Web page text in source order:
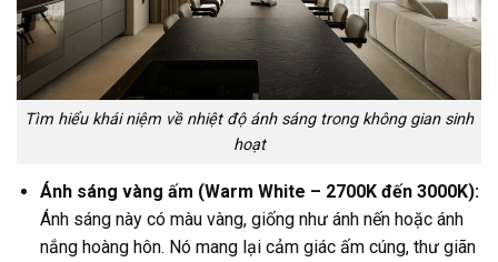
Tìm hiểu khái niệm về nhiệt độ ánh sáng trong không gian sinh
hoạt
Ánh sáng vàng ấm (Warm White – 2700K đến 3000K):
Ánh sáng này có màu vàng, giống như ánh nến hoặc ánh
nắng hoàng hôn. Nó mang lại cảm giác ấm cúng, thư giãn